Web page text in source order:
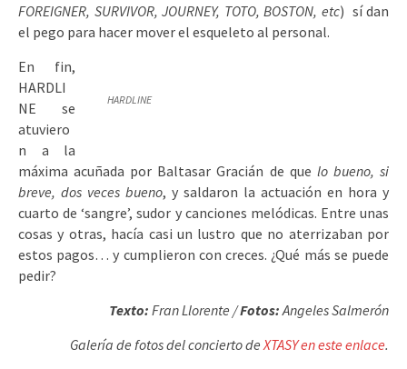
FOREIGNER, SURVIVOR, JOURNEY, TOTO, BOSTON, etc) sí dan
el pego para hacer mover el esqueleto al personal.
HARDLINE
En fin,
HARDLI
NE se
atuviero
n a la
máxima acuñada por Baltasar Gracián de que lo bueno, si
breve, dos veces bueno, y saldaron la actuación en hora y
cuarto de ‘sangre’, sudor y canciones melódicas. Entre unas
cosas y otras, hacía casi un lustro que no aterrizaban por
estos pagos… y cumplieron con creces. ¿Qué más se puede
pedir?
Texto: Fran Llorente /Fotos:Angeles Salmerón
Galería de fotos del concierto deXTASY en este enlace.